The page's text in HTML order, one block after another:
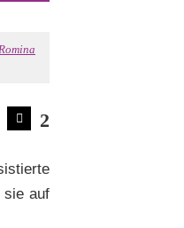
2
sie auf